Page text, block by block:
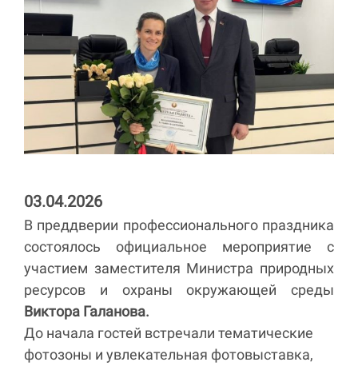
03.04.2026
В преддверии профессионального праздника
состоялось официальное мероприятие с
участием заместителя Министра природных
ресурсов и охраны окружающей среды
Виктора Галанова.
До начала гостей встречали тематические
фотозоны и увлекательная фотовыставка,